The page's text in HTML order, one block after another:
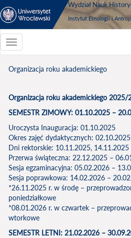
Wydział Nauk
Instytut Etnologii i
Toggle
navigationToggle
Organizacja roku akademickiego
Organizacja roku akademickiego 2025/
SEMESTR ZIMOWY: 01.10.2025 –
Uroczysta Inauguracja: 01.10.2025
Okres zajęć dydaktycznych:
Dni rektorskie: 10.11.2025,
Przerwa świąteczna: 22.12.2025 –
Sesja egzaminacyjna: 05.02.2026 –
Sesja poprawkowa: 14.02.2026 –
*26.11.2025 r. w środę –
poniedziałkowe
*08.01.2026 r. w czwartek –
wtorkowe
SEMESTR LETNI: 21.02.2026 –